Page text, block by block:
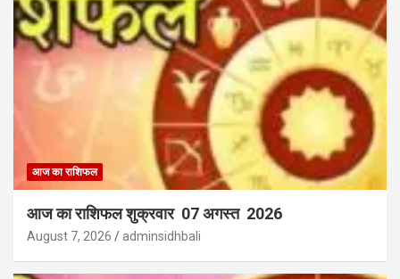
आज का राशिफल
आज का राशिफल शुक्रवार 07 अगस्त 2026
August 7, 2026 adminsidhbali